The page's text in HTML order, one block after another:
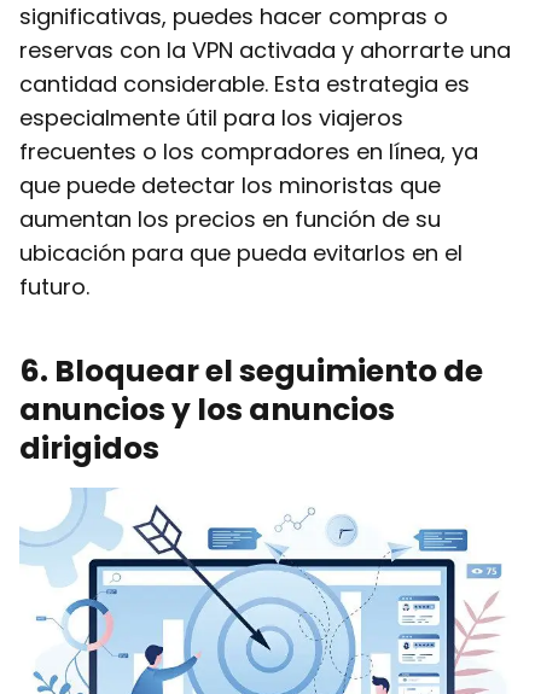
significativas, puedes hacer compras o
reservas con la VPN activada y ahorrarte una
cantidad considerable. Esta estrategia es
especialmente útil para los viajeros
frecuentes o los compradores en línea, ya
que puede detectar los minoristas que
aumentan los precios en función de su
ubicación para que pueda evitarlos en el
futuro.
6. Bloquear el seguimiento de
anuncios y los anuncios
dirigidos